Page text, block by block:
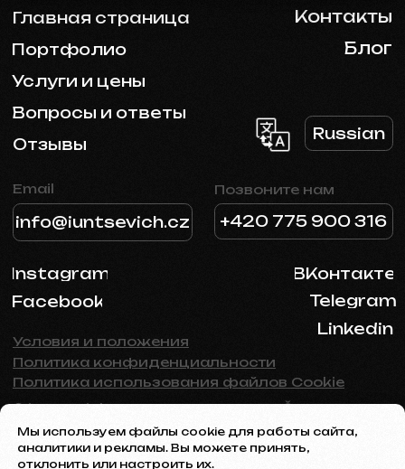
Мы используем файлы cookie для работы сайта,
аналитики и рекламы. Вы можете принять,
отклонить или настроить их.